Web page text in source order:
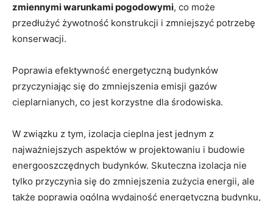
zmiennymi warunkami pogodowymi, co może
przedłużyć żywotność konstrukcji i zmniejszyć potrzebę
konserwacji.
Poprawia efektywność energetyczną budynków
przyczyniając się do zmniejszenia emisji gazów
cieplarnianych, co jest korzystne dla środowiska.
W związku z tym, izolacja cieplna jest jednym z
najważniejszych aspektów w projektowaniu i budowie
energooszczędnych budynków. Skuteczna izolacja nie
tylko przyczynia się do zmniejszenia zużycia energii, ale
także poprawia ogólną wydajność energetyczną budynku,